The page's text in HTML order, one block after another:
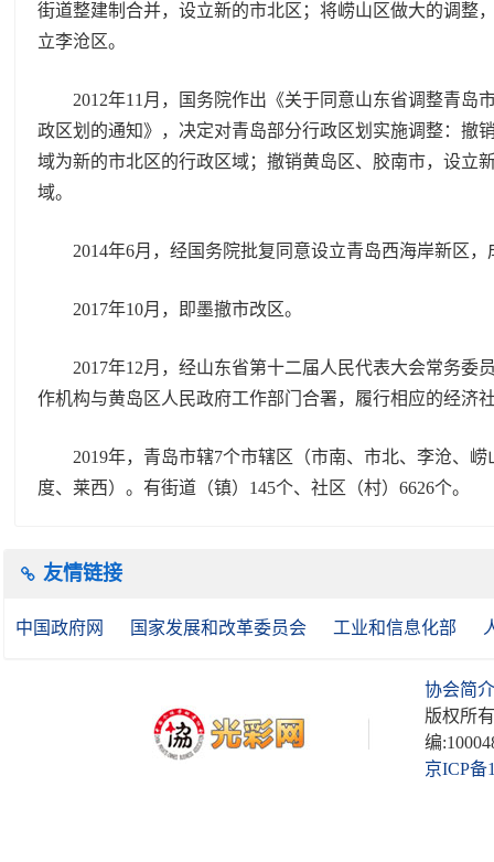
街道整建制合并，设立新的市北区；将崂山区做大的调整
立李沧区。
2012年11月，国务院作出《关于同意山东省调整青岛
政区划的通知》，决定对青岛部分行政区划实施调整：撤
域为新的市北区的行政区域；撤销黄岛区、胶南市，设立
域。
2014年6月，经国务院批复同意设立青岛西海岸新区，
2017年10月，即墨撤市改区。
2017年12月，经山东省第十二届人民代表大会常务委
作机构与黄岛区人民政府工作部门合署，履行相应的经济
2019年，青岛市辖7个市辖区（市南、市北、李沧、崂
度、莱西）。有街道（镇）145个、社区（村）6626个。
友情链接
中国政府网 国家发展和改革委员会 工业和信息化部
协会简介
版权所
编
京ICP备